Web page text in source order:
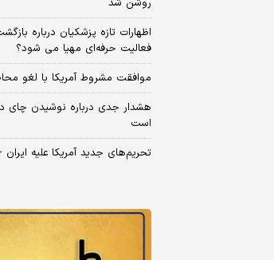
اظهارات تازه پزشکیان درباره
فعالیت حرفه‌ای مهیا می شود؟
موافقت مشروط آمریکا با لغو
هشدار جدی درباره نوشیدن چای
است
تحریم‌های جدید آمریکا علیه ایران